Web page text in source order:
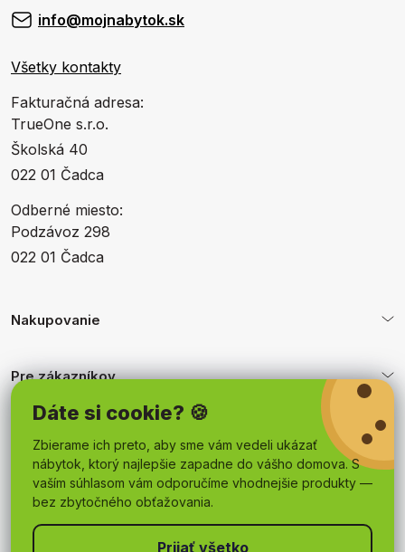
Dáte si cookie? 🍪
Zbierame ich preto, aby sme vám vedeli ukázať
nábytok, ktorý najlepšie zapadne do vášho domova. S
vaším súhlasom vám odporučíme vhodnejšie produkty —
bez zbytočného obťažovania.
info@mojnabytok.sk
Všetky kontakty
Fakturačná adresa:
TrueOne s.r.o.
Školská 40
022 01 Čadca
Odberné miesto:
Podzávoz 298
022 01 Čadca
Nakupovanie
Pre zákazníkov